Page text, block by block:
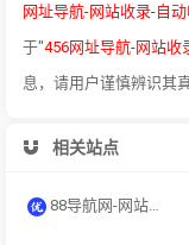
网址导航-网站收录-自
于"456网址导航-网站收
息，请用户谨慎辨识其真
相关站点
88导航网-网站收录-网址收录-网址导航-收录网站-自助广告系统